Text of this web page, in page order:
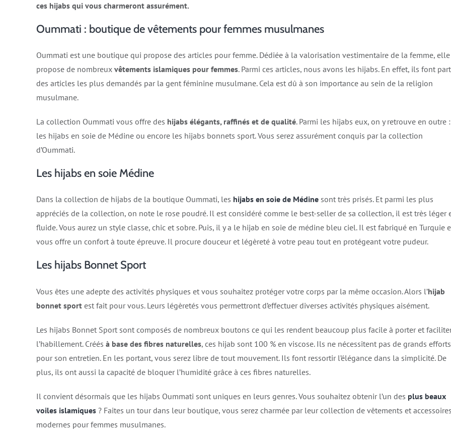
ces hijabs qui vous charmeront assurément.
Oummati : boutique de vêtements pour femmes musulmanes
Oummati est une boutique qui propose des articles pour femme. Dédiée à la valorisation vestimentaire de la femme, elle
propose de nombreux vêtements islamiques pour femmes. Parmi ces articles, nous avons les hijabs. En effet, ils font
des articles les plus demandés par la gent féminine musulmane. Cela est dû à son importance au sein de la religion
musulmane.
La collection Oummati vous offre des hijabs élégants, raffinés et de qualité. Parmi les hijabs eux, on y retrouve en outre :
les hijabs en soie de Médine ou encore les hijabs bonnets sport. Vous serez assurément conquis par la collection
d’Oummati.
Les hijabs en soie Médine
Dans la collection de hijabs de la boutique Oummati, les hijabs en soie de Médine sont très prisés. Et parmi les plus
appréciés de la collection, on note le rose poudré. Il est considéré comme le best-seller de sa collection, il est très léger
fluide. Vous aurez un style classe, chic et sobre. Puis, il y a le hijab en soie de médine bleu ciel. Il est fabriqué en Turquie
vous offre un confort à toute épreuve. Il procure douceur et légèreté à votre peau tout en protégeant votre pudeur.
Les hijabs Bonnet Sport
Vous êtes une adepte des activités physiques et vous souhaitez protéger votre corps par la même occasion. Alors l’hijab
bonnet sport est fait pour vous. Leurs légèretés vous permettront d’effectuer diverses activités physiques aisément.
Les hijabs Bonnet Sport sont composés de nombreux boutons ce qui les rendent beaucoup plus facile à porter et
l’habillement. Créés à base des fibres naturelles, ces hijab sont 100 % en viscose. Ils ne nécessitent pas de grands efforts
pour son entretien. En les portant, vous serez libre de tout mouvement. Ils font ressortir l’élégance dans la simplicité. De
plus, ils ont aussi la capacité de bloquer l’humidité grâce à ces fibres naturelles.
Il convient désormais que les hijabs Oummati sont uniques en leurs genres. Vous souhaitez obtenir l’un des plus beaux
voiles islamiques ? Faites un tour dans leur boutique, vous serez charmée par leur collection de vêtements et accessoires
modernes pour femmes musulmanes.